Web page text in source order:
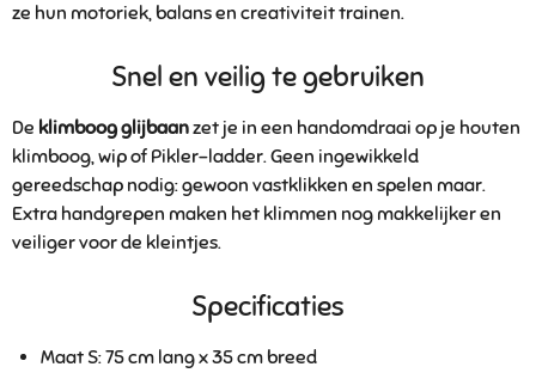
ze hun motoriek, balans en creativiteit trainen.
Snel en veilig te gebruiken
De klimboog glijbaanzet je in een handomdraai op je houten
klimboog, wip of Pikler-ladder. Geen ingewikkeld
gereedschap nodig: gewoon vastklikken en spelen maar.
Extra handgrepen maken het klimmen nog makkelijker en
veiliger voor de kleintjes.
Specificaties
Maat S: 75 cm lang x 35 cm breed